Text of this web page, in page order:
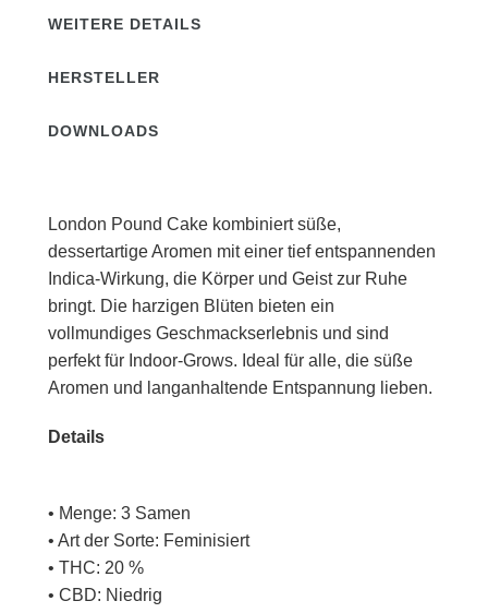
WEITERE DETAILS
HERSTELLER
DOWNLOADS
London Pound Cake kombiniert süße,
dessertartige Aromen mit einer tief entspannenden
Indica-Wirkung, die Körper und Geist zur Ruhe
bringt. Die harzigen Blüten bieten ein
vollmundiges Geschmackserlebnis und sind
perfekt für Indoor-Grows. Ideal für alle, die süße
Aromen und langanhaltende Entspannung lieben.
Details
• Menge: 3 Samen
• Art der Sorte: Feminisiert
• THC: 20 %
• CBD: Niedrig